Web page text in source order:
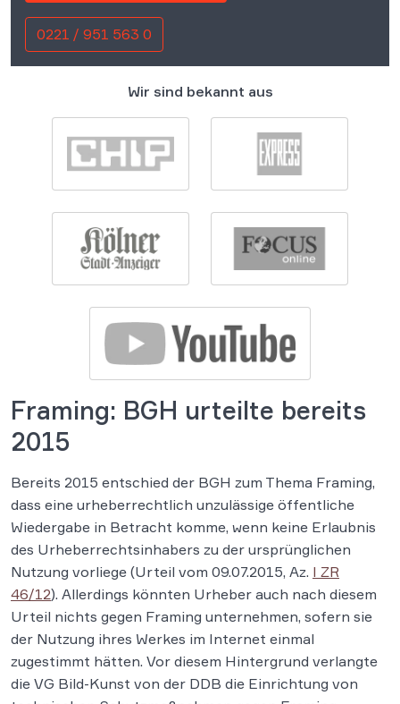
0221 / 951 563 0
Wir sind bekannt aus
Framing: BGH urteilte bereits
2015
Bereits 2015 entschied der BGH zum Thema Framing,
dass eine urheberrechtlich unzulässige öffentliche
Wiedergabe in Betracht komme, wenn keine Erlaubnis
des Urheberrechtsinhabers zu der ursprünglichen
Nutzung vorliege (Urteil vom 09.07.2015, Az. I ZR
46/12). Allerdings könnten Urheber auch nach diesem
Urteil nichts gegen Framing unternehmen, sofern sie
der Nutzung ihres Werkes im Internet einmal
zugestimmt hätten. Vor diesem Hintergrund verlangte
die VG Bild-Kunst von der DDB die Einrichtung von